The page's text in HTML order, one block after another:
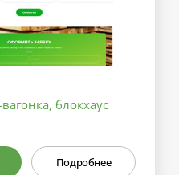
блокхаус
Подробнее